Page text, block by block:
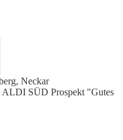
Neckar
ALDI SÜD Prospekt "Gutes